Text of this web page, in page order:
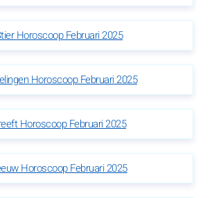
Horoscoop Februari 2025
Horoscoop Februari 2025
Horoscoop Februari 2025
Horoscoop Februari 2025